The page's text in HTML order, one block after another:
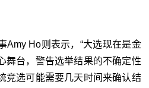
Amy Ho则表示，“大选现在是金
舞台，警告选举结果的不确定性
竞选可能需要几天时间来确认结